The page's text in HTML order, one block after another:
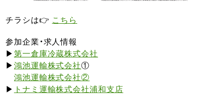
チラシは👉 こちら
参加企業・求人情報
▶第一倉庫冷蔵株式会社
▶鴻池運輸株式会社①
鴻池運輸株式会社②
▶ トナミ運輸株式会社浦和支店